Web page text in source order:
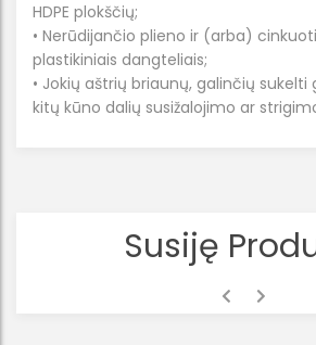
HDPE plokščių;
• Nerūdijančio plieno ir (arba)
plastikiniais dangteliais;
• Jokių aštrių briaunų, galinčių sukelti
kitų kūno dalių susižalojimo ar
Susiję